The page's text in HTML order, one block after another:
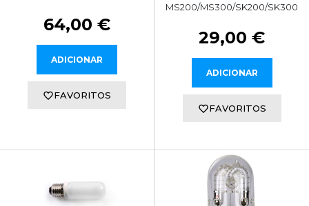
64,00 €
ADICIONAR
FAVORITOS
MS200/MS300/SK200/SK300
29,00 €
ADICIONAR
FAVORITOS